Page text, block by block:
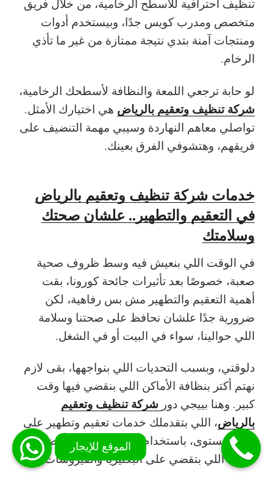
تنظيف احترافية للأسطح الرخامية، من خلال فريق
متخصص ومدرب كويس جدًا، وبيستخدم أدوات
ومنتجات آمنة بتدي نتيجة ممتازة من غير ما تأذي
الرخام.
لو حابة ترجعي اللمعة والنظافة لأسطحك الرخامية،
شركة تنظيف وتعقيم بالرياض هي اختيارك الأمثل.
تواصلي معاهم النهاردة وسيبي مهمة التنضيف على
فريقهم، وهتشوفي الفرق بعينك.
خدمات شركة تنظيف وتعقيم بالرياض
في التعقيم والتطهير.. علشان صحتك
وسلامتك
في الوقت اللي بنعيش فيه وسط ظروف صحية
صعبة، خصوصًا بعد تأثيرات جائحة كورونا، بقت
أهمية التعقيم والتطهير مش بس رفاهية، لكن
ضرورية جدًا علشان نحافظ على صحتنا وسلامة
اللي حوالينا، سواء في البيت أو في الشغل.
دلوقتي، وبسبب التحديات اللي بنواجهها، بقى لازم
نهتم أكتر بنظافة الأماكن اللي بنقضي فيها وقت
كبير. وهنا بييجي دور شركة تنظيف وتعقيم
بالرياض، اللي بتقدملك خدمات تعقيم وتطهير على
أعلى مستوى، باستخدام أحدث الأجهزة وأفضل
المواد اللي بتقضي على البكتيريا والفيروسات.